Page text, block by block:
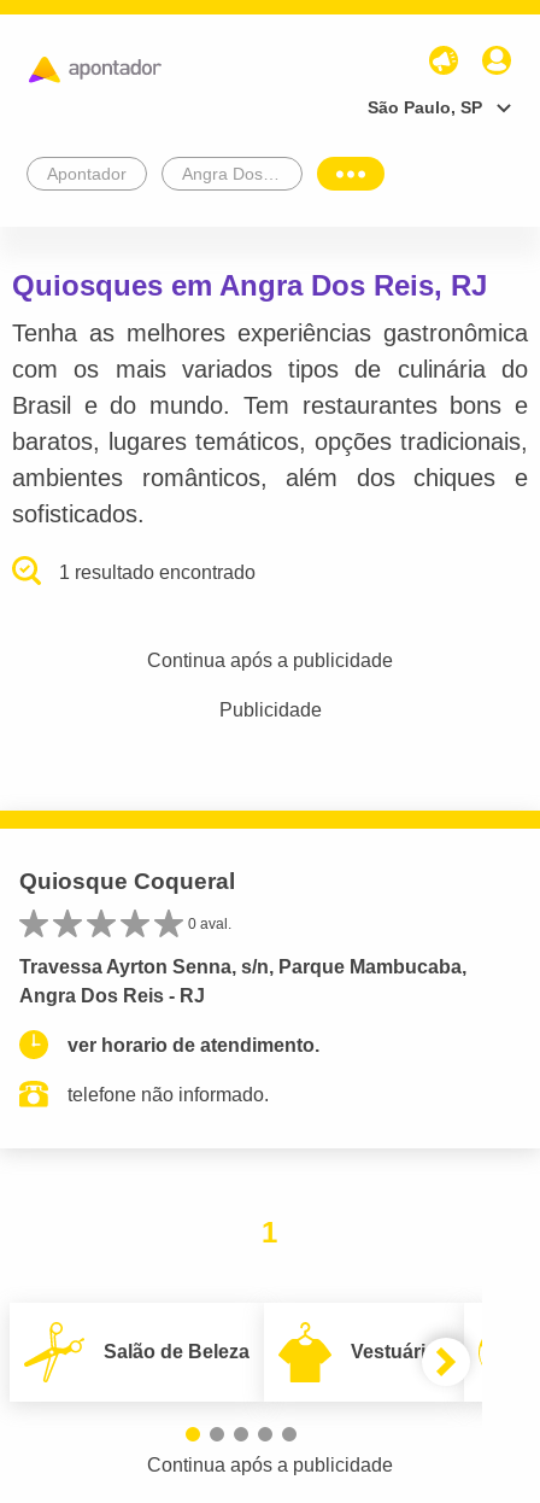
São Paulo, SP
Apontador
Quiosques em Angra Dos Reis, RJ
Tenha as melhores experiências gastronômica
com os mais variados tipos de culinária do
Brasil e do mundo. Tem restaurantes bons e
baratos, lugares temáticos, opções tradicionais,
ambientes românticos, além dos chiques e
sofisticados.
1 resultado encontrado
Continua após a publicidade
Publicidade
Quiosque Coqueral
0 aval.
Travessa Ayrton Senna, s/n, Parque Mambucaba,
Angra Dos Reis - RJ
ver horario de atendimento.
telefone não informado.
1
Salão de Beleza Vestuário
Continua após a publicidade